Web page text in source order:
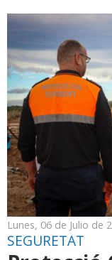
Lunes, 06 de Julio de
SEGURETAT